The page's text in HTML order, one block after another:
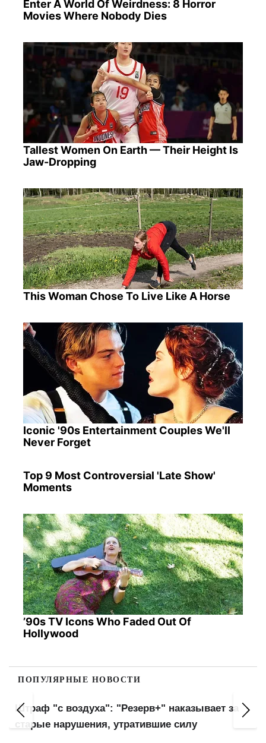
Enter A World Of Weirdness: 8 Horror
Movies Where Nobody Dies
Tallest Women On Earth — Their Height Is
Jaw-Dropping
This Woman Chose To Live Like A Horse
Iconic '90s Entertainment Couples We'll
Never Forget
Top 9 Most Controversial 'Late Show'
Moments
’90s TV Icons Who Faded Out Of
Hollywood
ПОПУЛЯРНЫЕ НОВОСТИ
Штраф "с воздуха": "Резерв+" наказывает за
старые нарушения, утратившие силу